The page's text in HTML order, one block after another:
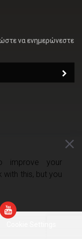
να ενημερώνεστε
improve your
with this, but you